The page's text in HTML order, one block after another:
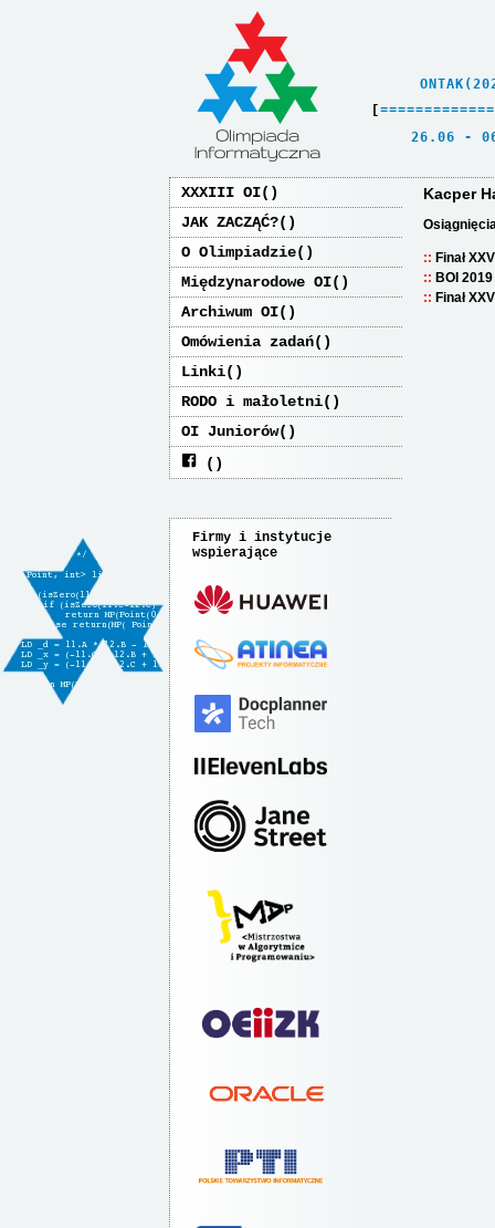
[ =============
26.06
XXXIII OI
JAK ZACZĄĆ?
O Olimpiadzie
Międzynarodowe OI
Archiwum OI
Omówienia zadań
Linki
RODO i małoletni
OI Juniorów
Firmy i instytucje
wspierające
Kacper
Finał
BOI 2019
Finał